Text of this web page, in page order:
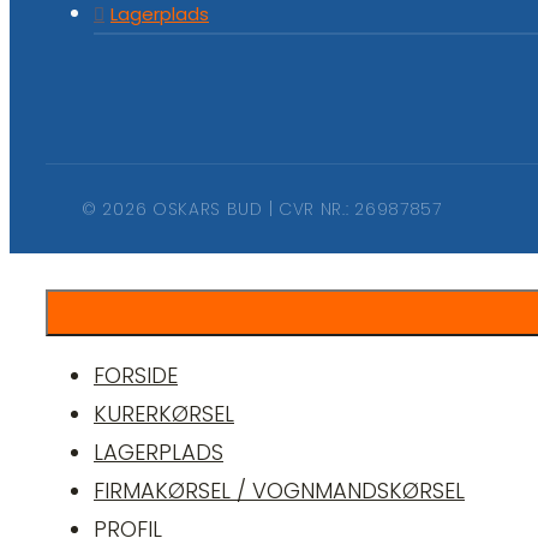
Lagerplads
© 2026 OSKARS BUD | CVR NR.: 26987857
FORSIDE
KURERKØRSEL
LAGERPLADS
FIRMAKØRSEL / VOGNMANDSKØRSEL
PROFIL